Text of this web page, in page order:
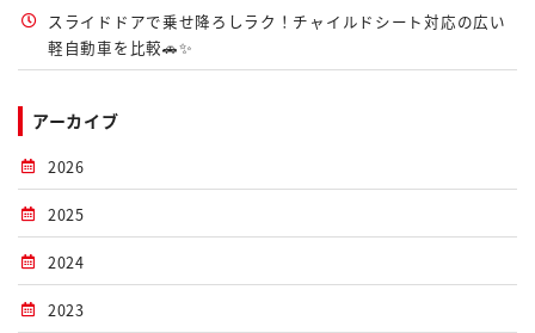
スライドドアで乗せ降ろしラク！チャイルドシート対応の広い
軽自動車を比較🚗✨
アーカイブ
2026
2025
2024
2023